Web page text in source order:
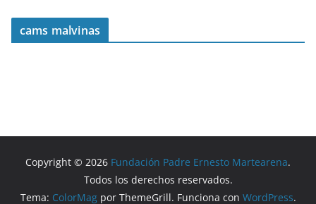
cams malvinas
Copyright © 2026 Fundación Padre Ernesto Martearena.
Todos los derechos reservados.
Tema: ColorMagpor ThemeGrill. Funciona con WordPress.